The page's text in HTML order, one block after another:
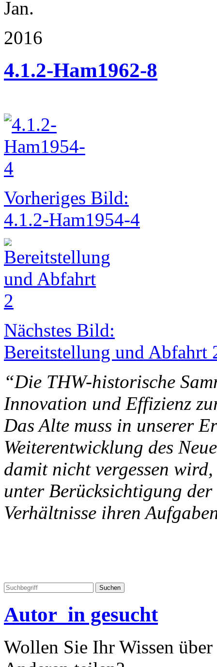
Jan.
2016
4.1.2-Ham1962-8
Vorheriges Bild:
4.1.2-Ham1954-4
Nächstes Bild:
Bereitstellung und Abfahrt
“Die THW-historische
Innovation und Effizienz
Das Alte muss in unserer
Weiterentwicklung des
damit nicht vergessen
unter Berücksichtigung
Verhältnisse ihren
Autor_in gesucht
Wollen Sie Ihr Wissen